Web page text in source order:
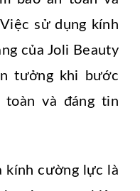
sử dụng kính
của Joli Beauty
tưởng khi bước
toàn và đáng tin
kính cường lực là